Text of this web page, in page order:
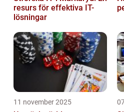
resurs för effektiva IT-
lösningar
11 november 2025